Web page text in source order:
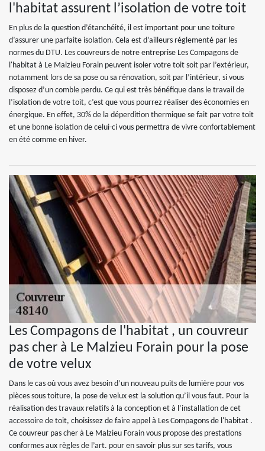
l'habitat assurent l’isolation de votre toit
En plus de la question d’étanchéité, il est important pour une toiture
d’assurer une parfaite isolation. Cela est d’ailleurs réglementé par les
normes du DTU. Les couvreurs de notre entreprise Les Compagons de
l'habitat à Le Malzieu Forain peuvent isoler votre toit soit par l’extérieur,
notamment lors de sa pose ou sa rénovation, soit par l’intérieur, si vous
disposez d’un comble perdu. Ce qui est très bénéfique dans le travail de
l’isolation de votre toit, c’est que vous pourrez réaliser des économies en
énergique. En effet, 30% de la déperdition thermique se fait par votre toit
et une bonne isolation de celui-ci vous permettra de vivre confortablement
en été comme en hiver.
Les Compagons de l'habitat , un couvreur
pas cher à Le Malzieu Forain pour la pose
de votre velux
Dans le cas où vous avez besoin d’un nouveau puits de lumière pour vos
pièces sous toiture, la pose de velux est la solution qu’il vous faut. Pour la
réalisation des travaux relatifs à la conception et à l’installation de cet
accessoire de toit, choisissez de faire appel à Les Compagons de l'habitat .
Ce couvreur pas cher à Le Malzieu Forain vous propose des prestations
conformes aux règles de l’art. pour en savoir plus sur ses tarifs, vous